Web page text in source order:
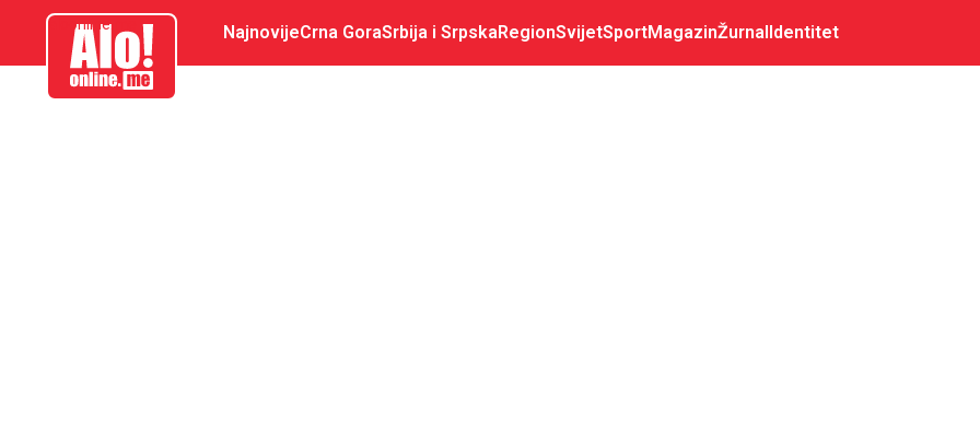
aloonline.me NajnovijeCrna GoraSrbija i SrpskaRegionSvijetSportMagazinŽurnalIdentitet